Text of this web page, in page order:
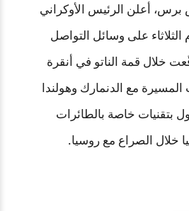
برس، أعلن الرئيس الأوكراني
على وسائل التواصل
خلال قمة الناتو في أنقرة
مع الدنمارك وهولندا
بتقنيات خاصة بالطائرات
خلال الصراع مع روسيا.